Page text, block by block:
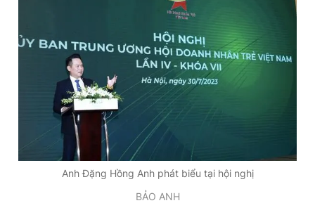
Anh Đặng Hồng Anh phát biểu tại hội nghị
BẢO ANH